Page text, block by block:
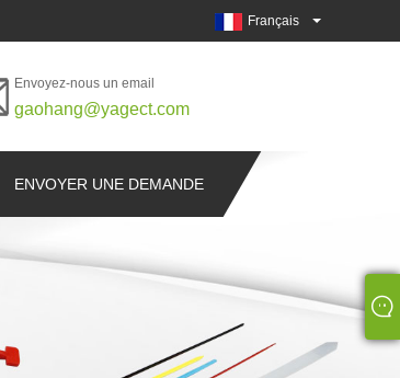
Français
Envoyez-nous un email
gaohang@yagect.com
ENVOYER UNE DEMANDE